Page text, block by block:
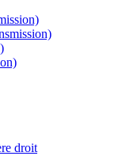
droit